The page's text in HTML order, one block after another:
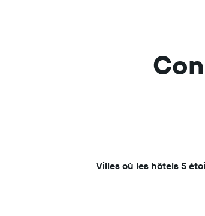
Villes où les hôtels 5